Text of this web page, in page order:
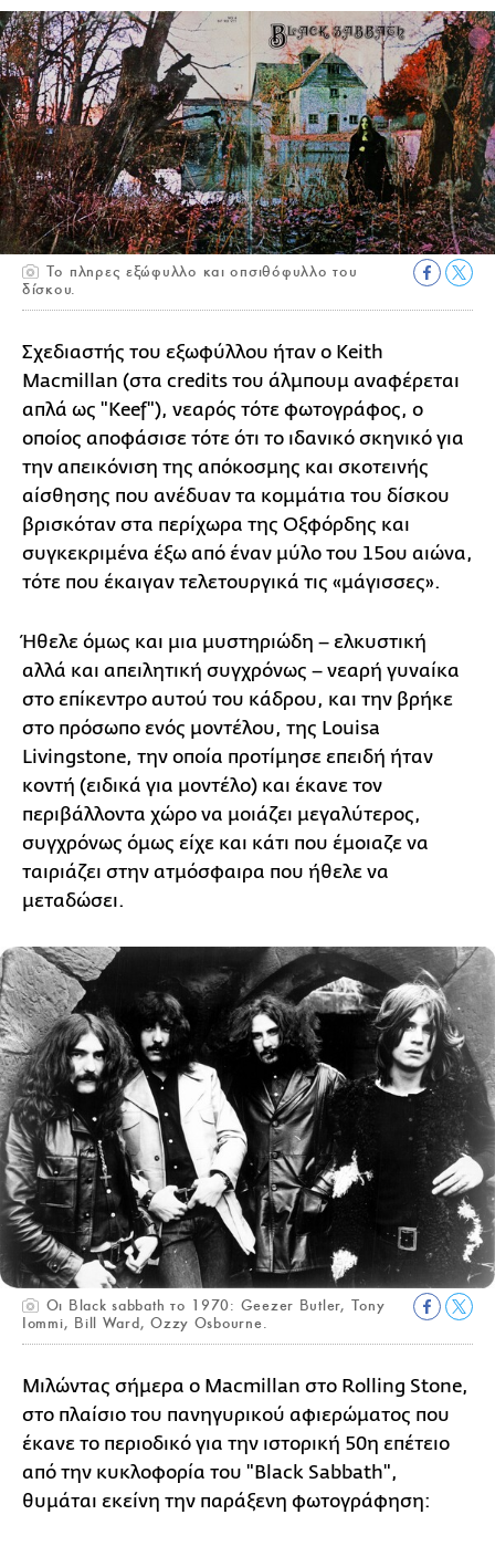
Το πληρες εξώφυλλο και οπσιθόφυλλο του
δίσκου.
Σχεδιαστής του εξωφύλλου ήταν ο Keith
Macmillan (στα credits του άλμπουμ αναφέρεται
απλά ως "Keef"), νεαρός τότε φωτογράφος, ο
οποίος αποφάσισε τότε ότι το ιδανικό σκηνικό για
την απεικόνιση της απόκοσμης και σκοτεινής
αίσθησης που ανέδυαν τα κομμάτια του δίσκου
βρισκόταν στα περίχωρα της Οξφόρδης και
συγκεκριμένα έξω από έναν μύλο του 15ου αιώνα,
τότε που έκαιγαν τελετουργικά τις «μάγισσες».
Ήθελε όμως και μια μυστηριώδη – ελκυστική
αλλά και απειλητική συγχρόνως – νεαρή γυναίκα
στο επίκεντρο αυτού του κάδρου, και την βρήκε
στο πρόσωπο ενός μοντέλου, της Louisa
Livingstone, την οποία προτίμησε επειδή ήταν
κοντή (ειδικά για μοντέλο) και έκανε τον
περιβάλλοντα χώρο να μοιάζει μεγαλύτερος,
συγχρόνως όμως είχε και κάτι που έμοιαζε να
ταιριάζει στην ατμόσφαιρα που ήθελε να
μεταδώσει.
Οι Black sabbath το 1970: Geezer Butler, Tony
Iommi, Bill Ward, Ozzy Osbourne.
Μιλώντας σήμερα ο Macmillan στο Rolling Stone,
στο πλαίσιο του πανηγυρικού αφιερώματος που
έκανε το περιοδικό για την ιστορική 50η επέτειο
από την κυκλοφορία του "Black Sabbath",
θυμάται εκείνη την παράξενη φωτογράφηση: